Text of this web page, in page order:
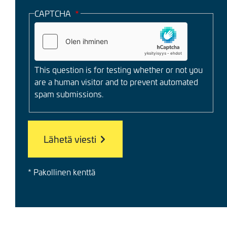
CAPTCHA
This question is for testing whether or not you
are a human visitor and to prevent automated
spam submissions.
* Pakollinen kenttä